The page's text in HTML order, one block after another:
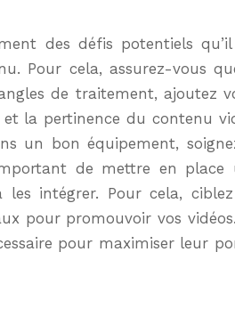
des défis potentiels
Pour cela, assurez-vous
de traitement, ajoutez
la pertinence du contenu
un bon équipement,
de mettre en place
intégrer. Pour cela,
pour promouvoir vos
pour maximiser leur